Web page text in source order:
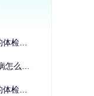
餐
白色
如何预约？
办？
如何预约？